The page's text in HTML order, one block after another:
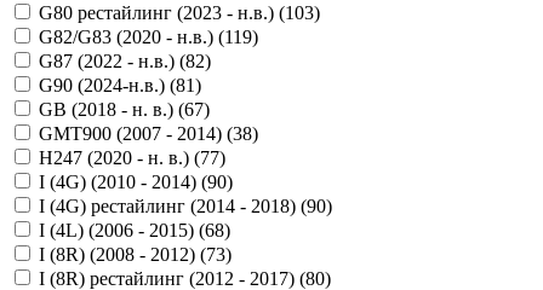
G80 рестайлинг (2023 - н.в.) (103)
G82/G83 (2020 - н.в.) (119)
G87 (2022 - н.в.) (82)
G90 (2024-н.в.) (81)
GB (2018 - н. в.) (67)
GMT900 (2007 - 2014) (38)
H247 (2020 - н. в.) (77)
I (4G) (2010 - 2014) (90)
I (4G) рестайлинг (2014 - 2018) (90)
I (4L) (2006 - 2015) (68)
I (8R) (2008 - 2012) (73)
I (8R) рестайлинг (2012 - 2017) (80)